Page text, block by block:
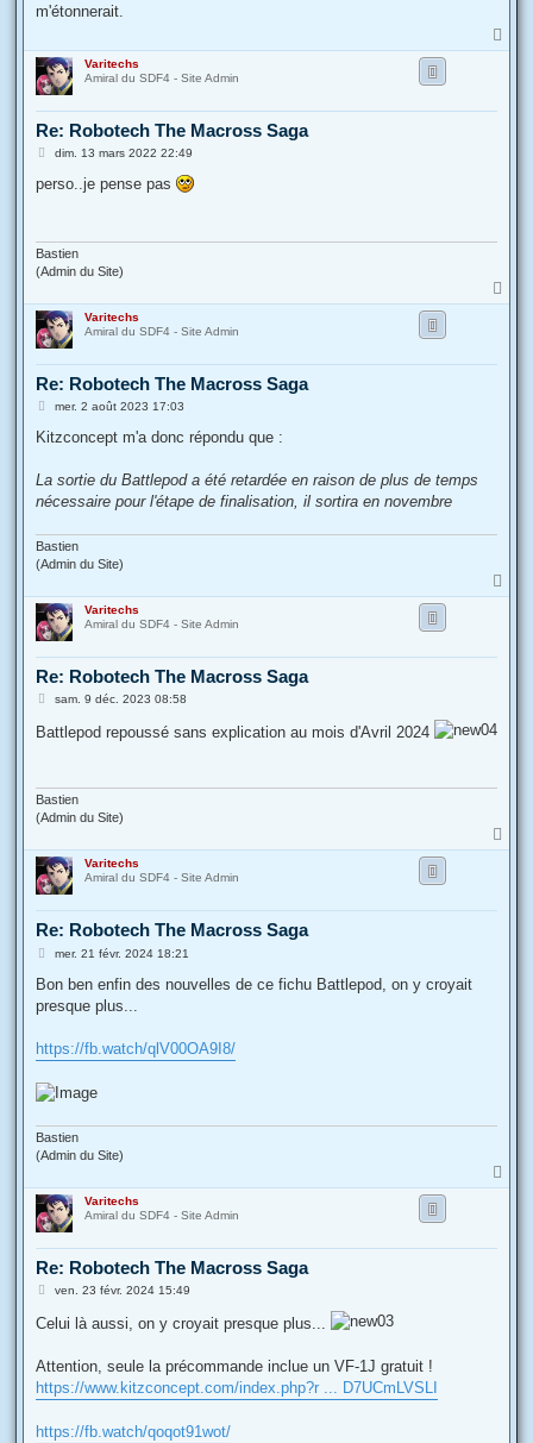
a
m'étonnerait.
a
Varitechs
Amiral du SDF4 - Site Admin
Re: Robotech The Macross Saga
M
s
dim. 13 mars 2022 22:49
perso..je pense pas
Bastien
(Admin du Site)
a
Varitechs
Amiral du SDF4 - Site Admin
Re: Robotech The Macross Saga
M
s
g
mer. 2 août 2023 17:03
Kitzconcept m'a donc répondu que :
La sortie du Battlepod a été retardée en raison de plus de temps
nécessaire pour l'étape de finalisation, il sortira en novembre
Bastien
(Admin du Site)
a
Varitechs
Amiral du SDF4 - Site Admin
Re: Robotech The Macross Saga
M
s
s
sam. 9 déc. 2023 08:58
Battlepod repoussé sans explication au mois d'Avril 2024
Bastien
(Admin du Site)
a
Varitechs
Amiral du SDF4 - Site Admin
Re: Robotech The Macross Saga
M
s
a
mer. 21 févr. 2024 18:21
Bon ben enfin des nouvelles de ce fichu Battlepod, on y croyait
presque plus...
https://fb.watch/qlV00OA9I8/
Bastien
(Admin du Site)
a
Varitechs
Amiral du SDF4 - Site Admin
Re: Robotech The Macross Saga
M
s
s
g
e
ven. 23 févr. 2024 15:49
Celui là aussi, on y croyait presque plus...
Attention, seule la précommande inclue un VF-1J gratuit !
https://www.kitzconcept.com/index.php?r ... D7UCmLVSLI
https://fb.watch/qoqot91wot/